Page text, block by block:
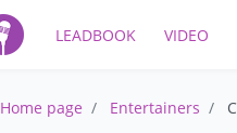
LEADBOOK VIDEO
Home page Entertainers